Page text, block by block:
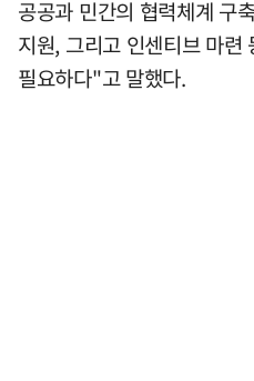
공공과 민간의 협력체계 구
지원, 그리고 인센티브 마련
필요하다"고 말했다.